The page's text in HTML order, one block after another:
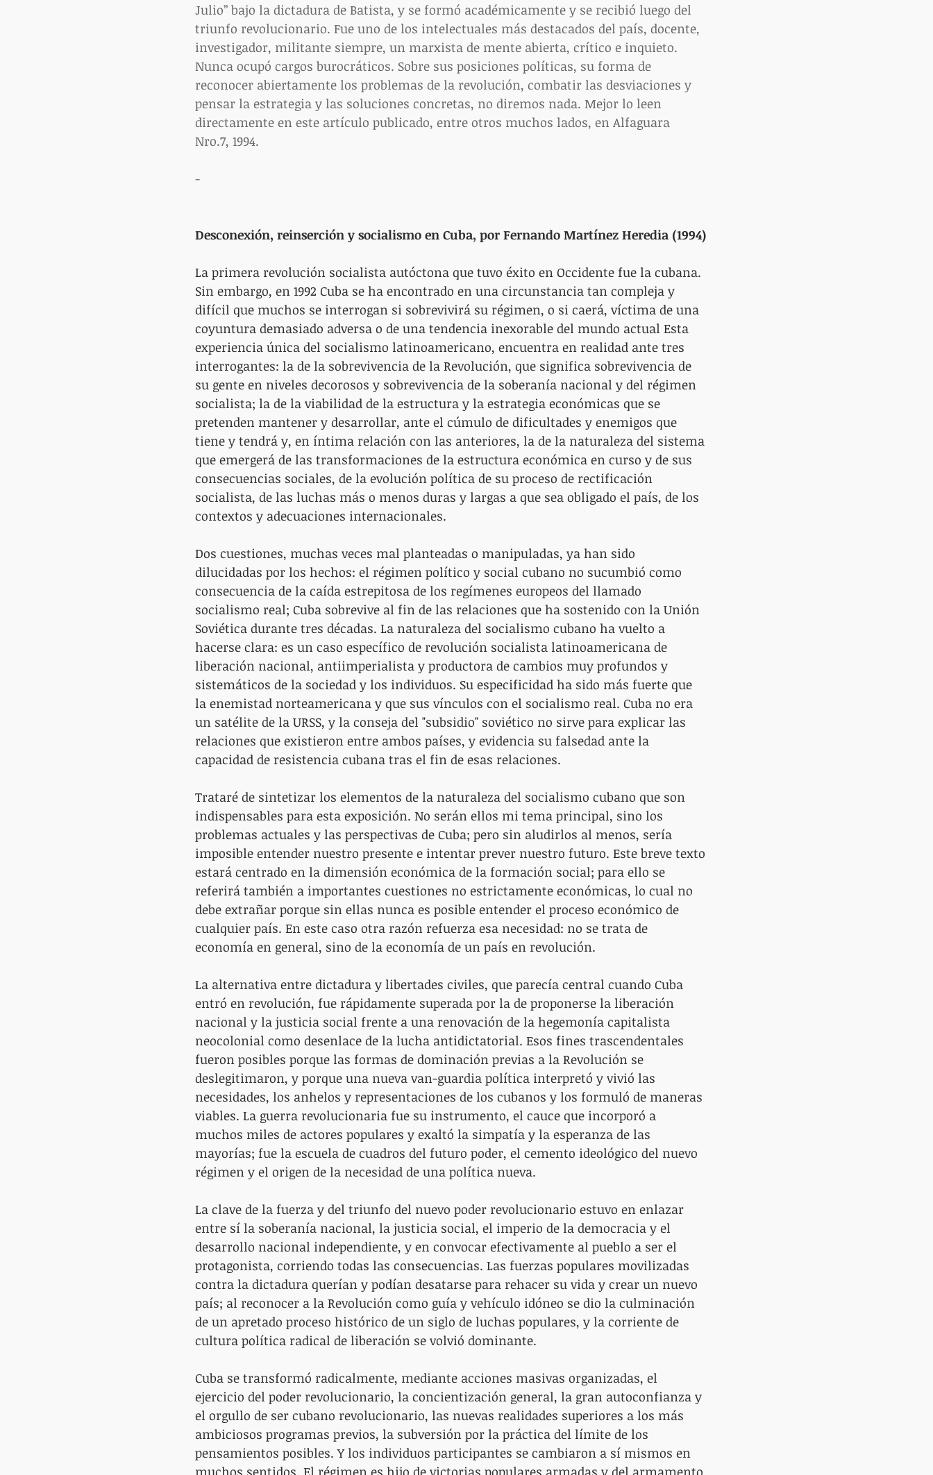
Julio” bajo la dictadura de Batista, y se formó académicamente y se recibió luego del
triunfo revolucionario. Fue uno de los intelectuales más destacados del país, docente,
investigador, militante siempre, un marxista de mente abierta, crítico e inquieto.
Nunca ocupó cargos burocráticos. Sobre sus posiciones políticas, su forma de
reconocer abiertamente los problemas de la revolución, combatir las desviaciones y
pensar la estrategia y las soluciones concretas, no diremos nada. Mejor lo leen
directamente en este artículo publicado, entre otros muchos lados, en Alfaguara
Nro.7, 1994.
-
Desconexión, reinserción y socialismo en Cuba, por Fernando Martínez Heredia (1994)
La primera revolución socialista autóctona que tuvo éxito en Occidente fue la cubana.
Sin embargo, en 1992 Cuba se ha encontrado en una circunstancia tan compleja y
difícil que muchos se interrogan si sobrevivirá su régimen, o si caerá, víctima de una
coyuntura demasiado adversa o de una tendencia inexorable del mundo actual Esta
experiencia única del socialismo latinoamericano, encuentra en realidad ante tres
interrogantes: la de la sobrevivencia de la Revolución, que significa sobrevivencia de
su gente en niveles decorosos y sobrevivencia de la soberanía nacional y del régimen
socialista; la de la viabilidad de la estructura y la estrategia económicas que se
pretenden mantener y desarrollar, ante el cúmulo de dificultades y enemigos que
tiene y tendrá y, en íntima relación con las anteriores, la de la naturaleza del sistema
que emergerá de las transformaciones de la estructura económica en curso y de sus
consecuencias sociales, de la evolución política de su proceso de rectificación
socialista, de las luchas más o menos duras y largas a que sea obligado el país, de los
contextos y adecuaciones internacionales.
Dos cuestiones, muchas veces mal planteadas o manipuladas, ya han sido
dilucidadas por los hechos: el régimen político y social cubano no sucumbió como
consecuencia de la caída estrepitosa de los regímenes europeos del llamado
socialismo real; Cuba sobrevive al fin de las relaciones que ha sostenido con la Unión
Soviética durante tres décadas. La naturaleza del socialismo cubano ha vuelto a
hacerse clara: es un caso específico de revolución socialista latinoamericana de
liberación nacional, antiimperialista y productora de cambios muy profundos y
sistemáticos de la sociedad y los individuos. Su especificidad ha sido más fuerte que
la enemistad norteamericana y que sus vínculos con el socialismo real. Cuba no era
un satélite de la URSS, y la conseja del "subsidio" soviético no sirve para explicar las
relaciones que existieron entre ambos países, y evidencia su falsedad ante la
capacidad de resistencia cubana tras el fin de esas relaciones.
Trataré de sintetizar los elementos de la naturaleza del socialismo cubano que son
indispensables para esta exposición. No serán ellos mi tema principal, sino los
problemas actuales y las perspectivas de Cuba; pero sin aludirlos al menos, sería
imposible entender nuestro presente e intentar prever nuestro futuro. Este breve texto
estará centrado en la dimensión económica de la formación social; para ello se
referirá también a importantes cuestiones no estrictamente económicas, lo cual no
debe extrañar porque sin ellas nunca es posible entender el proceso económico de
cualquier país. En este caso otra razón refuerza esa necesidad: no se trata de
economía en general, sino de la economía de un país en revolución.
La alternativa entre dictadura y libertades civiles, que parecía central cuando Cuba
entró en revolución, fue rápidamente superada por la de proponerse la liberación
nacional y la justicia social frente a una renovación de la hegemonía capitalista
neocolonial como desenlace de la lucha antidictatorial. Esos fines trascendentales
fueron posibles porque las formas de dominación previas a la Revolución se
deslegitimaron, y porque una nueva van-guardia política interpretó y vivió las
necesidades, los anhelos y representaciones de los cubanos y los formuló de maneras
viables. La guerra revolucionaria fue su instrumento, el cauce que incorporó a
muchos miles de actores populares y exaltó la simpatía y la esperanza de las
mayorías; fue la escuela de cuadros del futuro poder, el cemento ideológico del nuevo
régimen y el origen de la necesidad de una política nueva.
La clave de la fuerza y del triunfo del nuevo poder revolucionario estuvo en enlazar
entre sí la soberanía nacional, la justicia social, el imperio de la democracia y el
desarrollo nacional independiente, y en convocar efectivamente al pueblo a ser el
protagonista, corriendo todas las consecuencias. Las fuerzas populares movilizadas
contra la dictadura querían y podían desatarse para rehacer su vida y crear un nuevo
país; al reconocer a la Revolución como guía y vehículo idóneo se dio la culminación
de un apretado proceso histórico de un siglo de luchas populares, y la corriente de
cultura política radical de liberación se volvió dominante.
Cuba se transformó radicalmente, mediante acciones masivas organizadas, el
ejercicio del poder revolucionario, la concientización general, la gran autoconfianza y
el orgullo de ser cubano revolucionario, las nuevas realidades superiores a los más
ambiciosos programas previos, la subversión por la práctica del límite de los
pensamientos posibles. Y los individuos participantes se cambiaron a sí mismos en
muchos sentidos. El régimen es hijo de victorias populares armadas y del armamento